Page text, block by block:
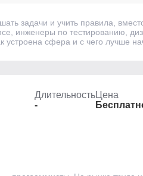
задачи и учить правила,
инженеры по тестированию,
устроена сфера и с чего лучше
Длительность
-
Цена